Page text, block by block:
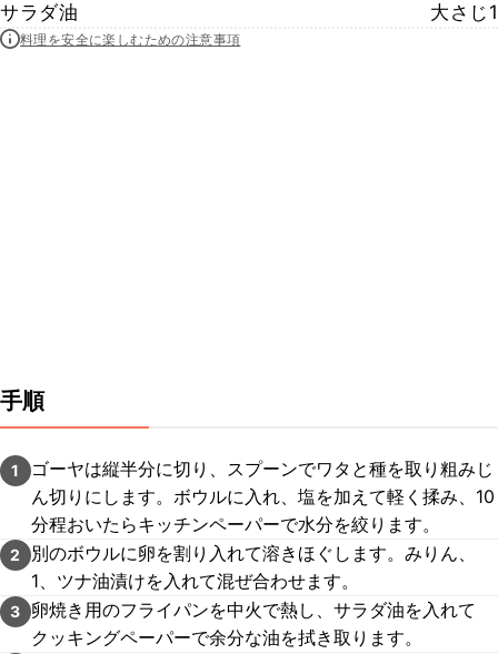
サラダ油
大さじ1
料理を安全に楽しむための注意事項
手順
1
ゴーヤは縦半分に切り、スプーンでワタと種を取り粗みじ
ん切りにします。ボウルに入れ、塩を加えて軽く揉み、10
分程おいたらキッチンペーパーで水分を絞ります。
2
別のボウルに卵を割り入れて溶きほぐします。みりん、
1、ツナ油漬けを入れて混ぜ合わせます。
3
卵焼き用のフライパンを中火で熱し、サラダ油を入れて
クッキングペーパーで余分な油を拭き取ります。